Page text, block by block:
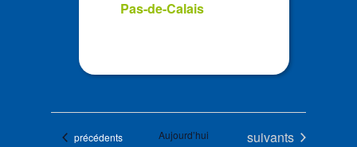
Pas-de-Calais
Évènements
précédents Aujourd’hui Évènements
suivants